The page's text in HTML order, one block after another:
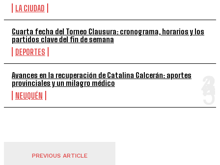
LA CIUDAD
Cuarta fecha del Torneo Clausura: cronograma, horarios y los
partidos clave del fin de semana
DEPORTES
Avances en la recuperación de Catalina Galcerán: aportes
provinciales y un milagro médico
NEUQUÉN
PREVIOUS ARTICLE